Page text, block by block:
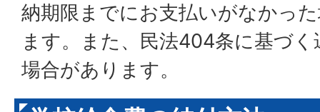
納期限までにお支払いがなかっ
ます。また、民法404条に基づ
場合があります。